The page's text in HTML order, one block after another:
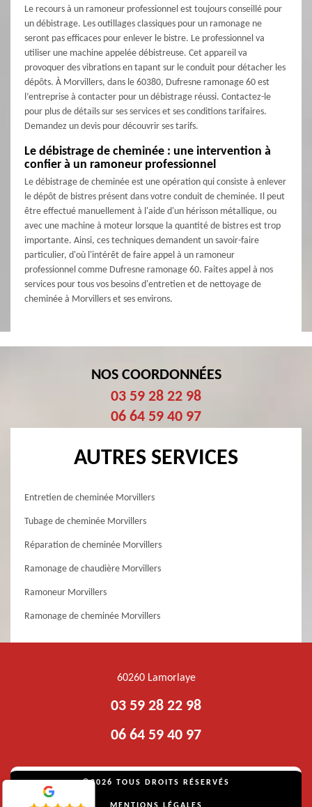
Le recours à un ramoneur professionnel est toujours conseillé pour
un débistrage. Les outillages classiques pour un ramonage ne
seront pas efficaces pour enlever le bistre. Le professionnel va
utiliser une machine appelée débistreuse. Cet appareil va
provoquer des vibrations en tapant sur le conduit pour détacher les
dépôts. À Morvillers, dans le 60380, Dufresne ramonage 60 est
l’entreprise à contacter pour un débistrage réussi. Contactez-le
pour plus de détails sur ses services et ses conditions tarifaires.
Demandez un devis pour découvrir ses tarifs.
Le débistrage de cheminée : une intervention à
confier à un ramoneur professionnel
Le débistrage de cheminée est une opération qui consiste à enlever
le dépôt de bistres présent dans votre conduit de cheminée. Il peut
être effectué manuellement à l'aide d'un hérisson métallique, ou
avec une machine à moteur lorsque la quantité de bistres est trop
importante. Ainsi, ces techniques demandent un savoir-faire
particulier, d'où l'intérêt de faire appel à un ramoneur
professionnel comme Dufresne ramonage 60. Faites appel à nos
services pour tous vos besoins d'entretien et de nettoyage de
cheminée à Morvillers et ses environs.
NOS COORDONNÉES
03 59 28 22 98
06 64 59 40 97
AUTRES SERVICES
Entretien de cheminée Morvillers
Tubage de cheminée Morvillers
Réparation de cheminée Morvillers
Ramonage de chaudière Morvillers
Ramoneur Morvillers
Ramonage de cheminée Morvillers
60260 Lamorlaye
03 59 28 22 98
06 64 59 40 97
©2026 TOUS DROITS RÉSERVÉS